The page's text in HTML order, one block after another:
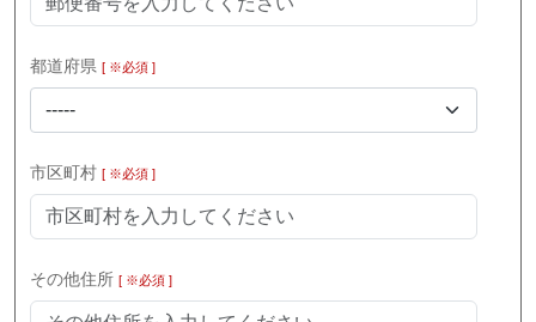
都道府県 [ ※必須 ]
-----
市区町村 [ ※必須 ]
その他住所 [ ※必須 ]